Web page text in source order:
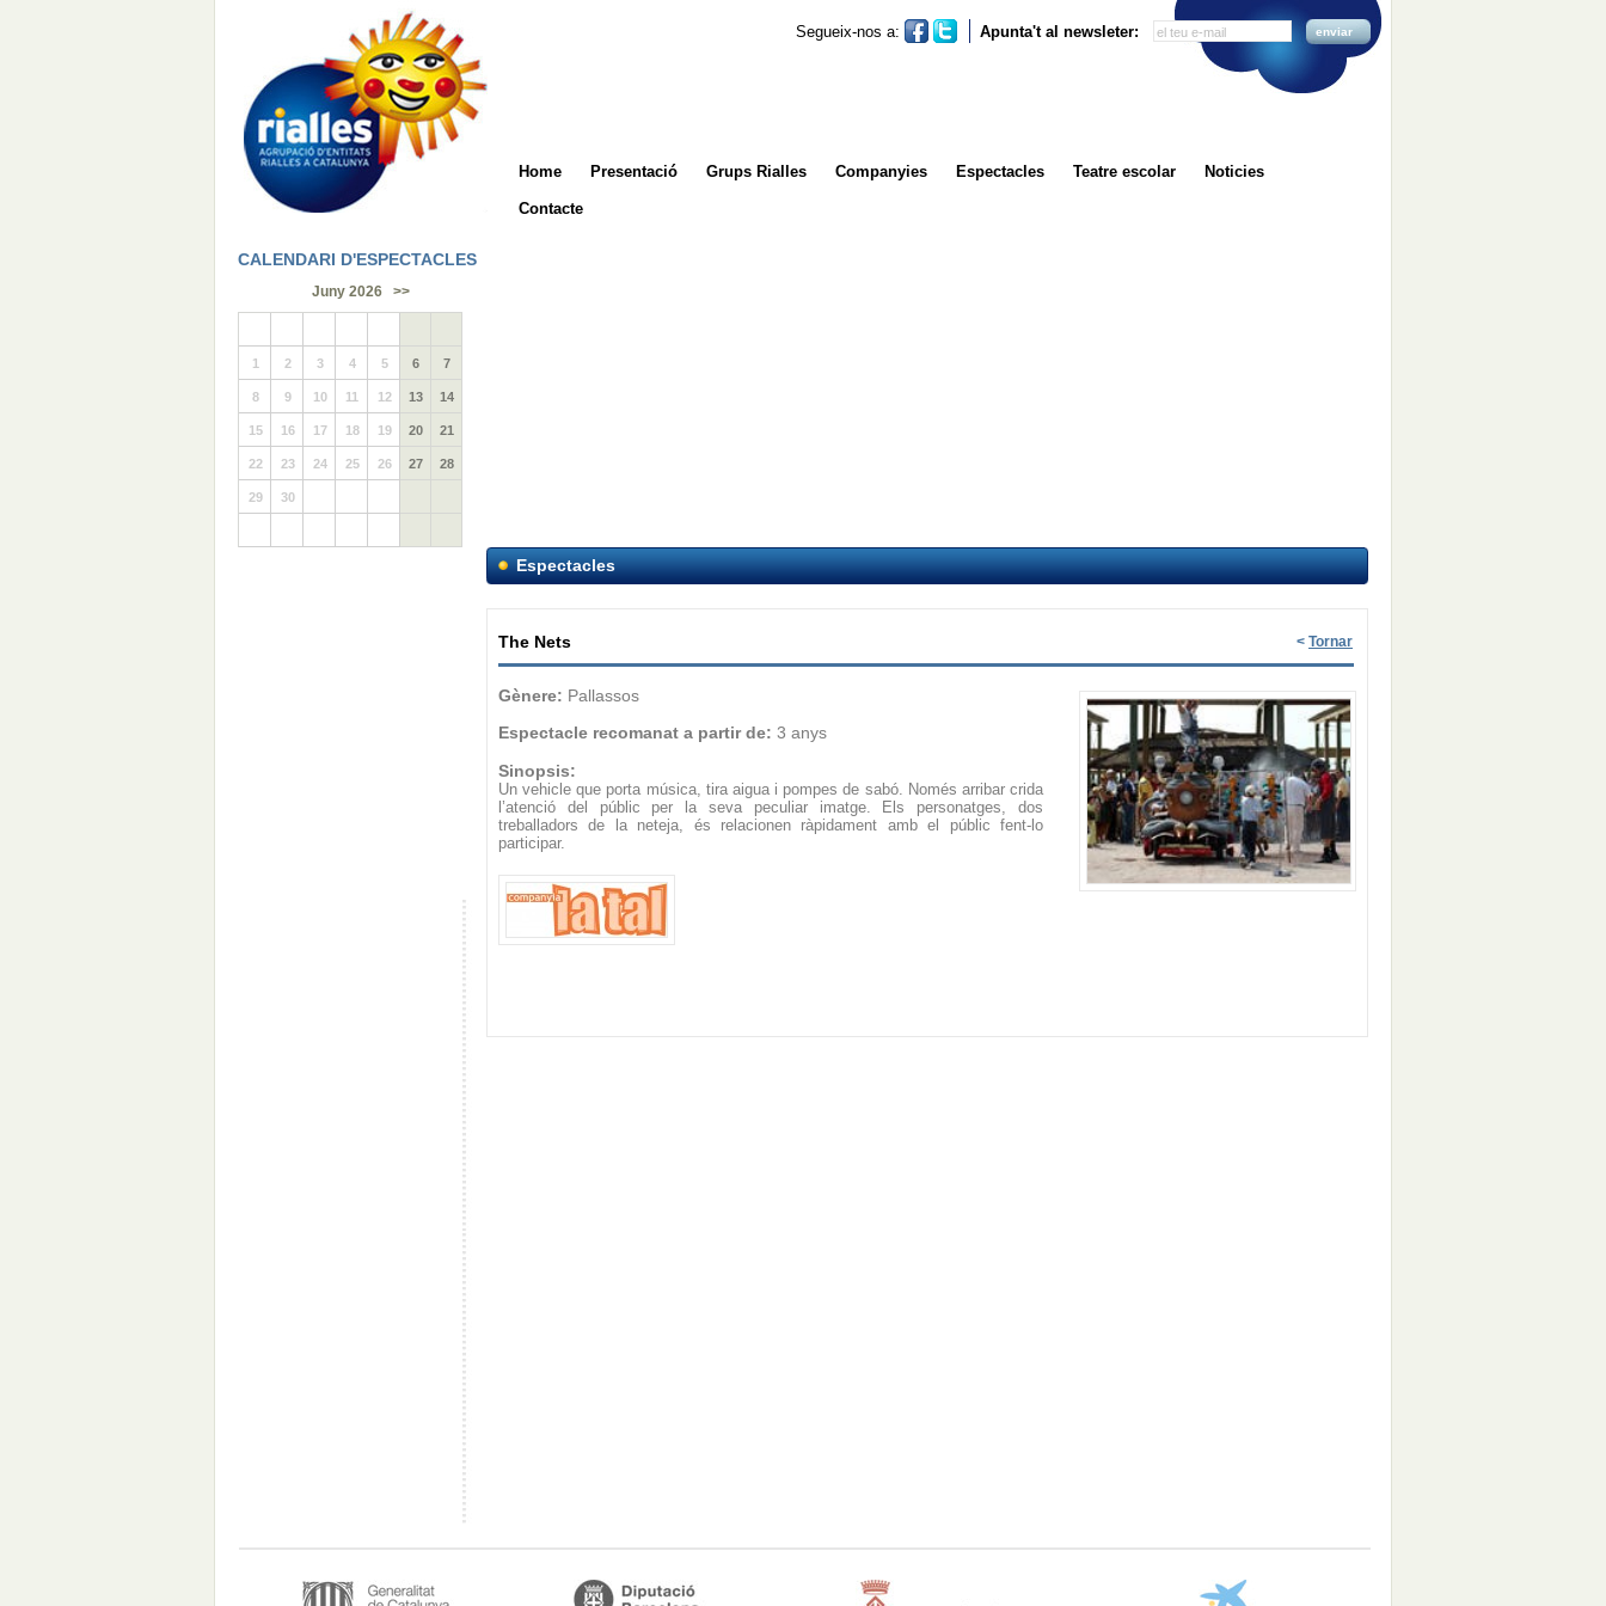
Segueix-nos a: Apunta't al newsleter: enviar
Home Presentació Grups Rialles Companyies Espectacles Teatre escolar Noticies
Contacte
CALENDARI D'ESPECTACLES
Juny 2026 >>
1 2 3 4 5 6 7
8 9 10 11 12 13 14
15 16 17 18 19 20 21
22 23 24 25 26 27 28
29 30
Espectacles
The Nets < Tornar
Gènere: Pallassos
Espectacle recomanat a partir de: 3 anys
Sinopsis:
Un vehicle que porta música, tira aigua i pompes de sabó. Només arribar crida
l’atenció del públic per la seva peculiar imatge. Els personatges, dos
treballadors de la neteja, és relacionen ràpidament amb el públic fent-lo
participar.